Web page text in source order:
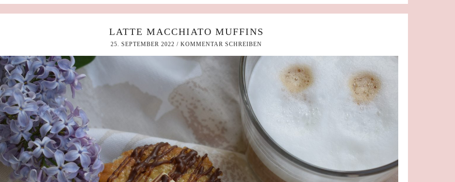
LATTE MACCHIATO MUFFINS
25. SEPTEMBER 2022 / KOMMENTAR SCHREIBEN